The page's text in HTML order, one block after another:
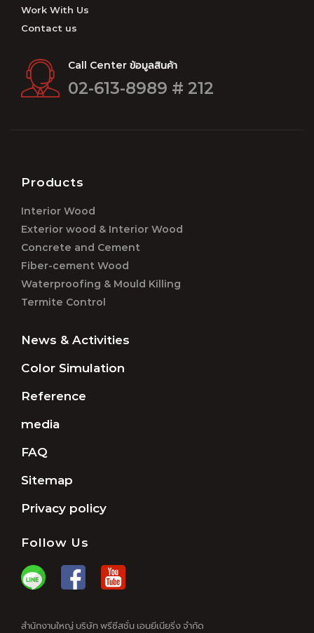
Work With Us
Contact us
Call Center ข้อมูลสินค้า
02-613-8989 # 212
Products
Interior Wood
Exterior wood & Interior Wood
Concrete and Cement
Fiber-cement Wood
Waterproofing & Mould Killing
Termite Control
News & Activities
Color Simulation
Reference
media
FAQ
Sitemap
Privacy policy
Follow Us
สำนักงานใหญ่ บริษัท พรีซีสชั่น เอนยีเนียริ่ง จำกัด